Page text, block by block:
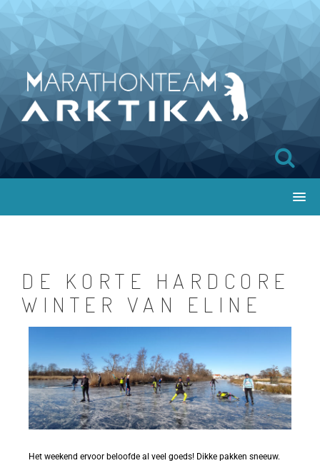
DE KORTE HARDCORE
WINTER VAN ELINE
Het weekend ervoor beloofde al veel goeds! Dikke pakken sneeuw.